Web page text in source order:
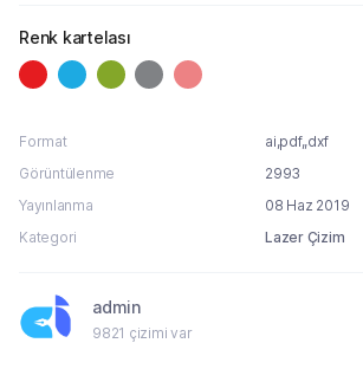
Renk kartelası
Format
ai,pdf,,dxf
Görüntülenme
2993
Yayınlanma
08 Haz 2019
Kategori
Lazer Çizim
admin
9821 çizimi var